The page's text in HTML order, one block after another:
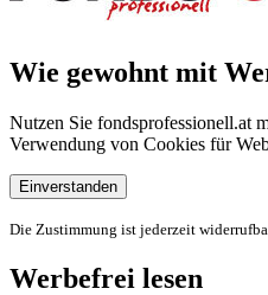
Wie gewohnt mit
Nutzen Sie fondsprofessionell.at
Verwendung von Cookies für
Einverstanden
Die Zustimmung ist jederzeit
Werbefrei lesen